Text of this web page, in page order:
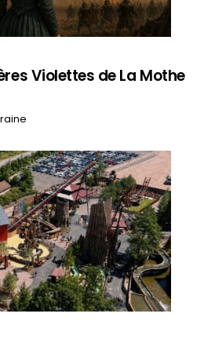
Violettes de La Mothe